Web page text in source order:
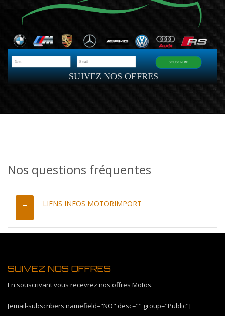
SUIVEZ NOS OFFRES
SOUSCRIRE
Nos questions fréquentes
LIENS INFOS MOTORIMPORT
SUIVEZ NOS OFFRES
En souscrivant vous recevrez nos offres Motos.
[email-subscribers namefield="NO" desc="" group="Public"]